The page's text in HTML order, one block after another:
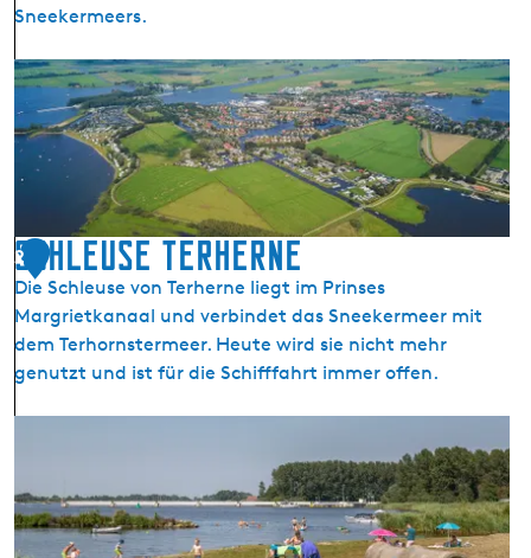
Sneekermeers.
T
r
h
e
n
e
2
Schleuse Terherne
Die Schleuse von Terherne liegt im Prinses
Margrietkanaal und verbindet das Sneekermeer mit
dem Terhornstermeer. Heute wird sie nicht mehr
genutzt und ist für die Schifffahrt immer offen.
l